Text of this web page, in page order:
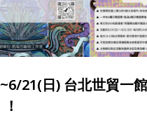
21(日) 台北世貿一